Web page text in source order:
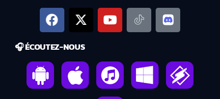
🎧 ÉCOUTEZ-NOUS